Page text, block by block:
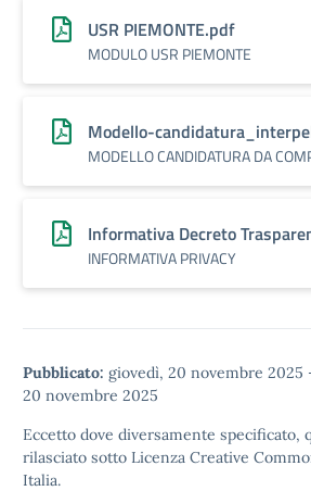
USR PIEMONTE.pdf
MODULO USR PIEMONTE
Modello-
MODELLO CANDIDATURA DA
Informativa Decreto
INFORMATIVA PRIVACY
Pubblicato: giovedì, 20 novembre 2025
20 novembre 2025
Eccetto dove diversamente specificato,
rilasciato sotto Licenza Creative
Italia.